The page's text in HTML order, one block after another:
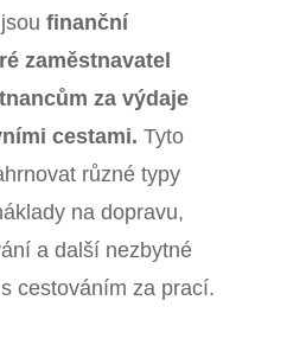
finanční
zaměstnavatel
za výdaje
cestami. Tyto
různé typy
na dopravu,
a další nezbytné
cestováním za prací.